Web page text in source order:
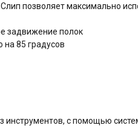
позволяет максимально
задвижение полок
85 градусов
инструментов, с помощью